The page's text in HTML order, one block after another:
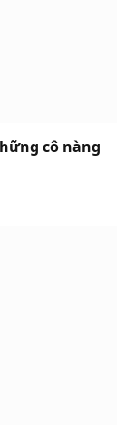
cô nàng